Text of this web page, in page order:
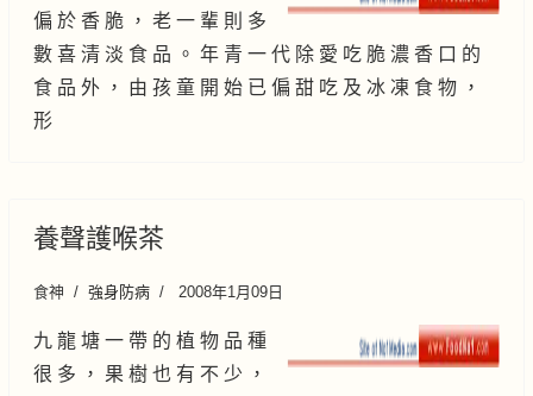
偏 於 香 脆 ， 老 一 輩 則 多
數 喜 清 淡 食 品 。 年 青 一 代 除 愛 吃 脆 濃 香 口 的
食 品 外 ， 由 孩 童 開 始 已 偏 甜 吃 及 冰 凍 食 物 ，
形
養聲護喉茶
食神 強身防病 2008年1月09日
九 龍 塘 一 帶 的 植 物 品 種
很 多 ， 果 樹 也 有 不 少 ，